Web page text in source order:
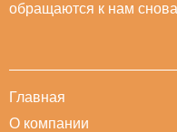
обращаются к нам
Главная
О компании